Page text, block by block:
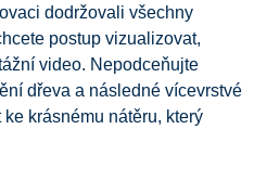
dodržovali všechny
postup vizualizovat,
video. Nepodceňujte
dřeva a následné vícevrstvé
krásnému nátěru, který